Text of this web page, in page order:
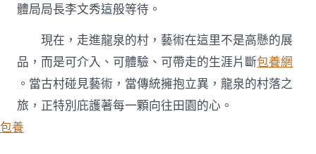
體局局長李文秀這般等待。
現在，走進龍泉的村，藝術在這里不是高懸的展
品，而是可介入、可體驗、可帶走的生涯片斷包養網
。當古村碰見藝術，當傳統擁抱立異，龍泉的村落之
旅，正特別庇護著每一顆向往田園的心。
包養